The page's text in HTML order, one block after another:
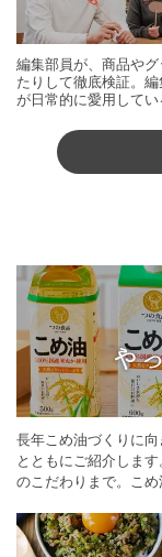
編集部員が、商品や
たりして徹底検証。
が日常的に愛用して
長年こめ油づくりに
とともにご紹介しま
のこだわりまで。こ